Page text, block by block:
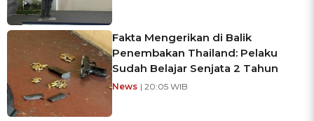
Fakta Mengerikan di Balik
Penembakan Thailand: Pelaku
Sudah Belajar Senjata 2 Tahun
News | 20:05 WIB